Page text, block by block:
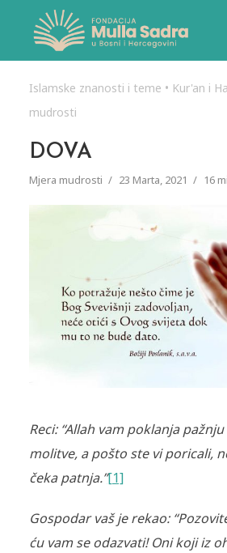
Islamske znanosti i teme • Kur'an i
mudrosti
DOVA
Mjera mudrosti 23 Marta, 2021 16
Reci: “Allah vam poklanja
molitve, a pošto ste vi poricali,
čeka patnja.”[1]
Gospodar vaš je rekao:
ću vam se odazvati! Oni koji iz